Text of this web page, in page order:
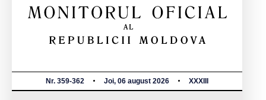
Nr. 359-362 Joi, 06 august 2026 XXXIII